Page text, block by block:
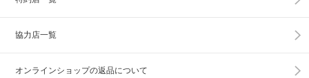
協力店一覧
オンラインショップの返品について